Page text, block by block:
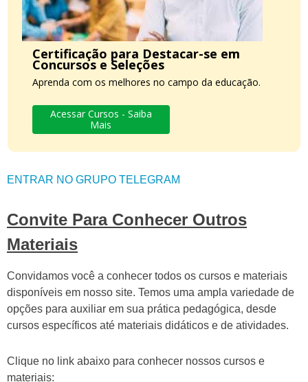
Certificação para Destacar-se em
Concursos e Seleções
Aprenda com os melhores no campo da educação.
Acessar Cursos - Saiba
Mais
ENTRAR NO GRUPO TELEGRAM
Convite Para Conhecer Outros
Materiais
Convidamos você a conhecer todos os cursos e materiais
disponíveis em nosso site. Temos uma ampla variedade de
opções para auxiliar em sua prática pedagógica, desde
cursos específicos até materiais didáticos e de atividades.
Clique no link abaixo para conhecer nossos cursos e
materiais: